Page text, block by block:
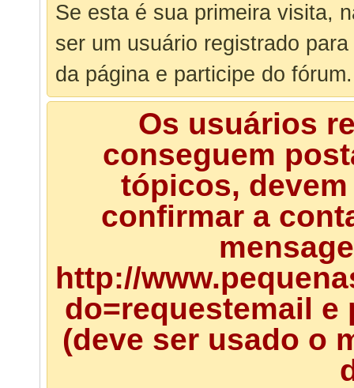
Se esta é sua primeira visita,
ser um usuário registrado
da página e participe do fórum.
Os usuários
conseguem
tópicos,
confirmar a
http://
do=requestemail
(deve ser usado o